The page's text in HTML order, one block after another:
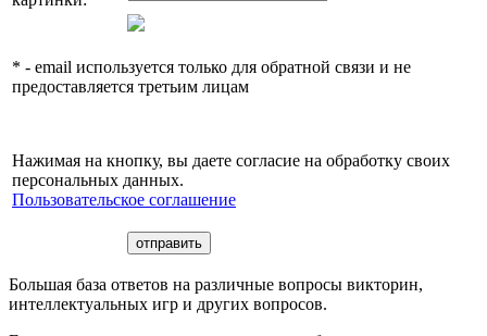
* - email используется только для обратной связи и не
предоставляется третьим лицам
Нажимая на кнопку, вы даете согласие на обработку своих
персональных данных.
Пользовательское соглашение
Большая база ответов на различные вопросы викторин,
интеллектуальных игр и других вопросов.